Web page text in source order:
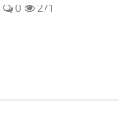
0 271